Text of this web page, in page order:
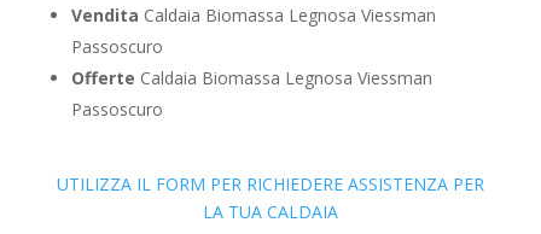
Vendita Caldaia Biomassa Legnosa Viessman
Passoscuro
Offerte Caldaia Biomassa Legnosa Viessman
Passoscuro
UTILIZZA IL FORM PER RICHIEDERE ASSISTENZA PER
LA TUA CALDAIA